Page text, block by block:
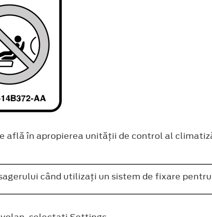
află în apropierea unităţii de control al
când utilizaţi un sistem de fixare